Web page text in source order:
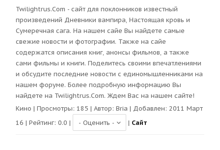
Twilightrus.Com - сайт для поклонников известный
произведений Дневники вампира, Настоящая кровь и
Сумеречная сага. На нашем сайе Вы найдете самые
свежие новости и фотографии. Также на сайе
содержатся описания книг, анонсы фильмов, а также
сами фильмы и книги. Поделитесь своими впечатлениями
и обсудите последние новости с единомышленниками на
нашем форуме. Более подробную информацию Вы
найдете на Twilightrus.Com. Ждем Вас на нашем сайте!
Кино | Просмотры: 185 | Автор: Bria | Добавлен: 2011 Март
16 | Рейтинг: 0.0 | | Сайт